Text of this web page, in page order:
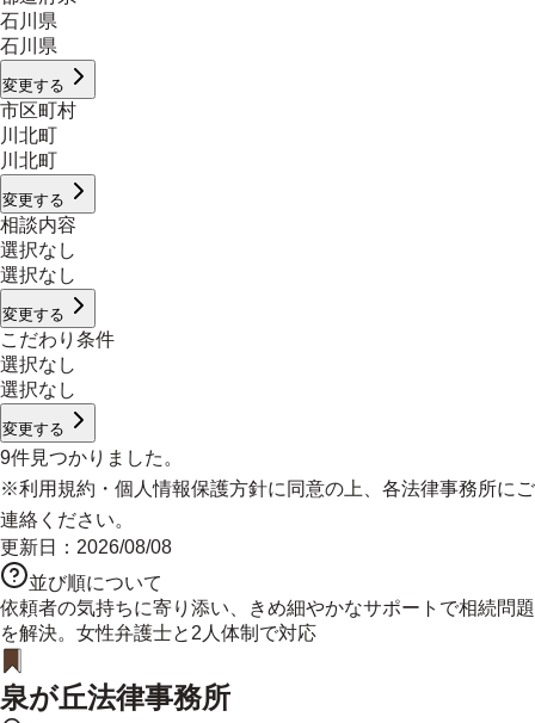
石川県
石川県
変更する
市区町村
川北町
川北町
変更する
相談内容
選択なし
選択なし
変更する
こだわり条件
選択なし
選択なし
変更する
9件見つかりました。
※利用規約 ・ 個人情報保護方針に同意の上、各法律事務所にご
連絡ください。
更新日： 2026/08/08
並び順について
依頼者の気持ちに寄り添い、きめ細やかなサポートで相続問題
を解決。女性弁護士と2人体制で対応
泉が丘法律事務所